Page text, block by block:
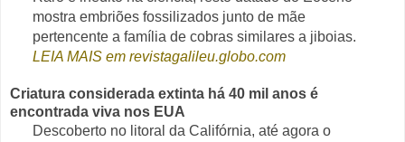
mostra embriões fossilizados junto de mãe
pertencente a família de cobras similares a jiboias.
LEIA MAIS em revistagalileu.globo.com
Criatura considerada extinta há 40 mil anos é
encontrada viva nos EUA
Descoberto no litoral da Califórnia, até agora o